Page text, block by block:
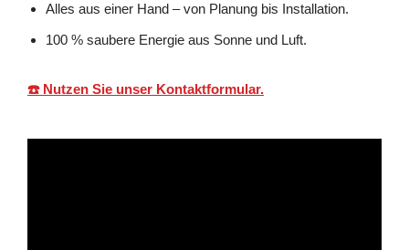
Alles aus einer Hand – von Planung bis Installation.
100 % saubere Energie aus Sonne und Luft.
☎️ Nutzen Sie unser Kontaktformular.